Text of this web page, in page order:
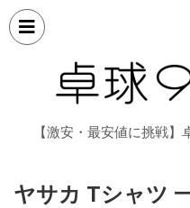
【激安・最安値に挑戦
ヤサカ Tシャツ